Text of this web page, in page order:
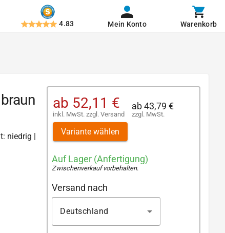
4.83 Mein Konto Warenkorb
niedrig |
ab 52,11 €
inkl. MwSt. zzgl. Versand
ab43,79 €
zzgl. MwSt.
Variante wählen
Auf Lager (Anfertigung)
Zwischenverkauf vorbehalten.
Versand nach
Deutschland